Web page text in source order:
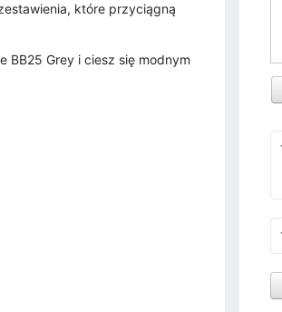
które przyciągną
BB25 Grey i ciesz się modnym